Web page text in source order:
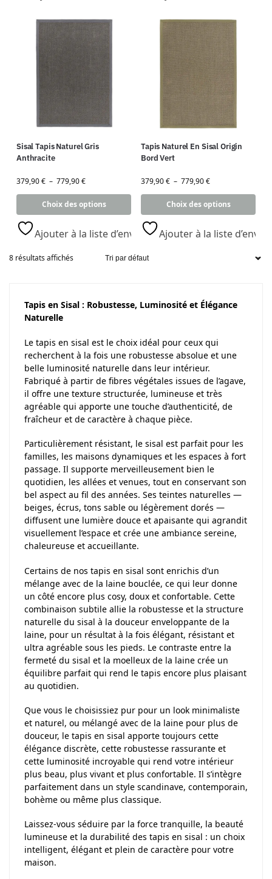
Sisal Tapis Naturel Gris
Anthracite
379,90€ – 779,90€
Choix des options
Ajouter à la liste d’envies
Tapis Naturel En Sisal Origin
Bord Vert
379,90€ – 779,90€
Choix des options
Ajouter à la liste d’envies
8 résultats affichés
Tapis en Sisal : Robustesse, Luminosité et Élégance
Naturelle
Le tapis en sisal est le choix idéal pour ceux qui
recherchent à la fois une robustesse absolue et une
belle luminosité naturelle dans leur intérieur.
Fabriqué à partir de fibres végétales issues de l’agave,
il offre une texture structurée, lumineuse et très
agréable qui apporte une touche d’authenticité, de
fraîcheur et de caractère à chaque pièce.
Particulièrement résistant, le sisal est parfait pour les
familles, les maisons dynamiques et les espaces à fort
passage. Il supporte merveilleusement bien le
quotidien, les allées et venues, tout en conservant son
bel aspect au fil des années. Ses teintes naturelles —
beiges, écrus, tons sable ou légèrement dorés —
diffusent une lumière douce et apaisante qui agrandit
visuellement l’espace et crée une ambiance sereine,
chaleureuse et accueillante.
Certains de nos tapis en sisal sont enrichis d’un
mélange avec de la laine bouclée, ce qui leur donne
un côté encore plus cosy, doux et confortable. Cette
combinaison subtile allie la robustesse et la structure
naturelle du sisal à la douceur enveloppante de la
laine, pour un résultat à la fois élégant, résistant et
ultra agréable sous les pieds. Le contraste entre la
fermeté du sisal et la moelleux de la laine crée un
équilibre parfait qui rend le tapis encore plus plaisant
au quotidien.
Que vous le choisissiez pur pour un look minimaliste
et naturel, ou mélangé avec de la laine pour plus de
douceur, le tapis en sisal apporte toujours cette
élégance discrète, cette robustesse rassurante et
cette luminosité incroyable qui rend votre intérieur
plus beau, plus vivant et plus confortable. Il s’intègre
parfaitement dans un style scandinave, contemporain,
bohème ou même plus classique.
Laissez-vous séduire par la force tranquille, la beauté
lumineuse et la durabilité des tapis en sisal : un choix
intelligent, élégant et plein de caractère pour votre
maison.